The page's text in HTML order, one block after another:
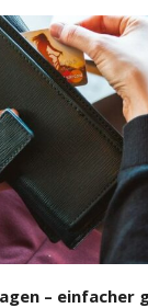
– einfacher